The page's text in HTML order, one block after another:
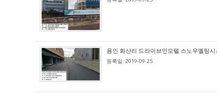
용인 화산리 드라이브인모텔 스노우멜팅
등록일: 2019-09-25